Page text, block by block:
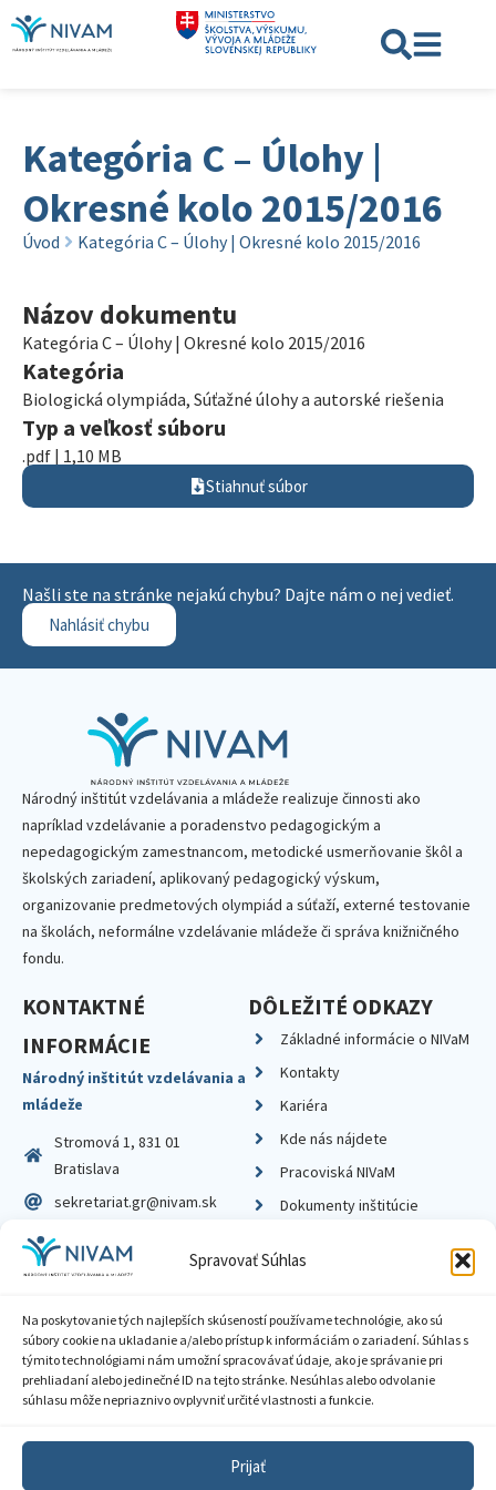
Spravovať Súhlas
Na poskytovanie tých najlepších skúseností používame technológie, ako sú
súbory cookie na ukladanie a/alebo prístup k informáciám o zariadení. Súhlas s
týmito technológiami nám umožní spracovávať údaje, ako je správanie pri
prehliadaní alebo jedinečné ID na tejto stránke. Nesúhlas alebo odvolanie
súhlasu môže nepriaznivo ovplyvniť určité vlastnosti a funkcie.
Prijať
Kategória C – Úlohy |
Okresné kolo 2015/2016
Úvod Kategória C – Úlohy | Okresné kolo 2015/2016
Názov dokumentu
Kategória C – Úlohy | Okresné kolo 2015/2016
Kategória
Biologická olympiáda, Súťažné úlohy a autorské riešenia
Typ a veľkosť súboru
.pdf | 1,10 MB
Stiahnuť súbor
Našli ste na stránke nejakú chybu? Dajte nám o nej vedieť.
Nahlásiť chybu
Národný inštitút vzdelávania a mládeže realizuje činnosti ako
napríklad vzdelávanie a poradenstvo pedagogickým a
nepedagogickým zamestnancom, metodické usmerňovanie škôl a
školských zariadení, aplikovaný pedagogický výskum,
organizovanie predmetových olympiád a súťaží, externé testovanie
na školách, neformálne vzdelávanie mládeže či správa knižničného
fondu.
KONTAKTNÉ
INFORMÁCIE
Národný inštitút vzdelávania a
mládeže
Stromová 1, 831 01
Bratislava
sekretariat.gr@nivam.sk
IČO: 00164348
DIČ: 2020798714
DÔLEŽITÉ ODKAZY
Základné informácie o NIVaM
Kontakty
Kariéra
Kde nás nájdete
Pracoviská NIVaM
Dokumenty inštitúcie
Zásady ochrany súkromia
Sprístupnenie informácií